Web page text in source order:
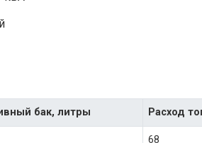
бак, литры Расход
68